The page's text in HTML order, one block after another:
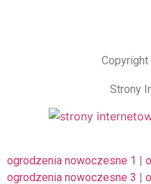
Strony
ogrodzenia nowoczesne 1 |
ogrodzenia nowoczesne 3 |